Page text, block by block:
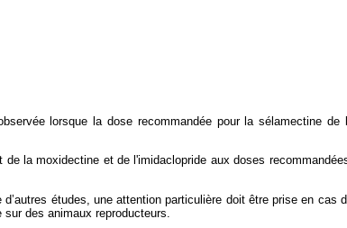
lorsque la dose recommandée pour la sélamectine
la moxidectine et de l'imidaclopride aux doses
études, une attention particulière doit être prise en cas
des animaux reproducteurs.